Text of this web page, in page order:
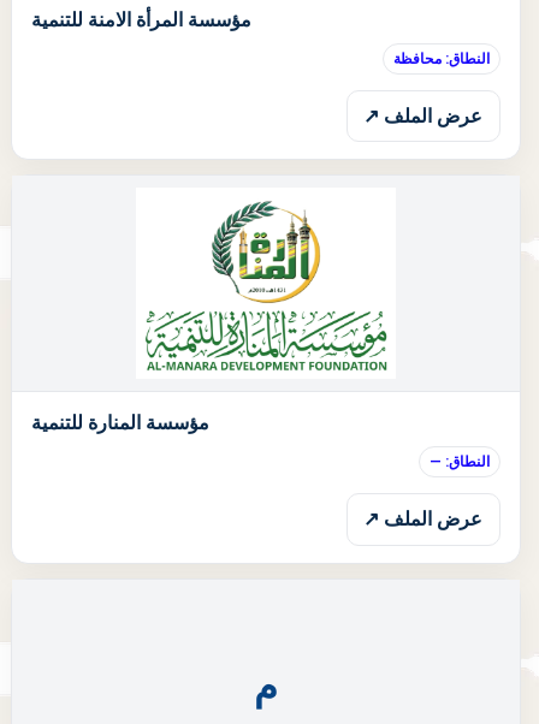
مؤسسة المرأة الامنة للتنمية
النطاق: محافظة
عرض الملف ↗
مؤسسة المنارة للتنمية
النطاق: —
عرض الملف ↗
م